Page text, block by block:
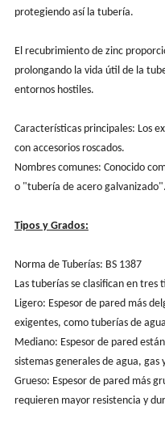
protegiendo así la tubería.
El recubrimiento de zinc
prolongando la vida útil de la
entornos hostiles.
Características principales: Los
con accesorios roscados.
Nombres comunes: Conocido
o "tubería de acero galvanizado".
Tipos y Grados:
Norma de Tuberías: BS 1387
Las tuberías se clasifican en tres
Ligero: Espesor de pared más
exigentes, como tuberías de
Mediano: Espesor de pared
sistemas generales de agua, gas
Grueso: Espesor de pared más
requieren mayor resistencia y